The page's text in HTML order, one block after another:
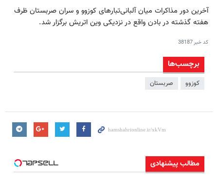
آخرین دور مذاکرات میان آلبانی‌تبارهای کوزوو و سران صربستان ظرف
هفته گذشته در بادن واقع در نزدیکی وین اتریش برگزار شد.
کد خبر38187
برچسب‌ها
کوزوو صربستان
مطالب پیشنهادی